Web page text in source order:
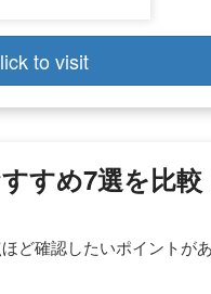
to visit
すめ7選を比較
ど確認したいポイントが